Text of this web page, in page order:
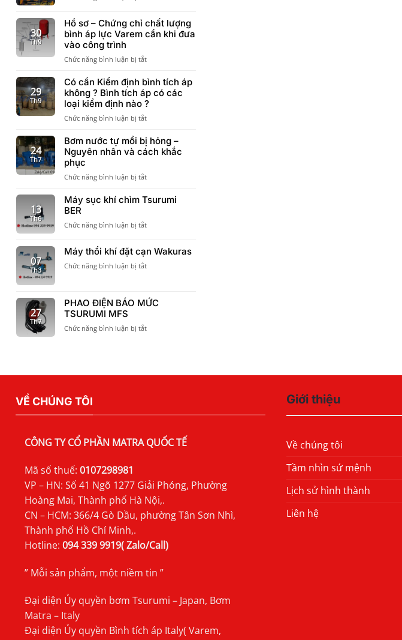
điện
220V
–
bơm
thoát
nước
kịch
giá
bình
áp
mới
nhất
30
Th9
Hồ sơ – Chứng chỉ chất lượng
bình áp lực Varem cần khi đưa
vào công trình
Chức năng bình luận bị tắtở
sơ
–
Chứng
chỉ
chất
bình
áp
cần
đưa
29
Th9
Có cần Kiểm định bình tích áp
không ? Bình tích áp có các
loại kiểm định nào ?
Chức năng bình luận bị tắtở
cần
Kiểm
định
tích
không
tích
có
loại
nào
24
Th7
Bơm nước tự mồi bị hỏng –
Nguyên nhân và cách khắc
phục
Chức năng bình luận bị tắtở
nước
tự
bị
–
Nguyên
nhân
khắc
phục
13
Th6
Máy sục khí chìm Tsurumi
BER
Chức năng bình luận bị tắtở
khí
chìm
07
Th3
Máy thổi khí đặt cạn Wakuras
Chức năng bình luận bị tắtở
khí
đặt
Wakuras
27
Th7
PHAO ĐIỆN BÁO MỨC
TSURUMI MFS
Chức năng bình luận bị tắtở
TSURUMI
VỀ CHÚNG TÔI
CÔNG TY CỔ PHẦN MATRA QUỐC TẾ
Mã số thuế: 0107298981
VP – HN: Số 41 Ngõ 1277 Giải Phóng, Phường
Hoàng Mai, Thành phố Hà Nội,.
CN – HCM: 366/4 Gò Dầu, phường Tân Sơn Nhì,
Thành phố Hồ Chí Minh,.
Hotline: 094 339 9919( Zalo/Call)
” Mỗi sản phẩm, một niềm tin ”
Đại diện Ủy quyền bơm Tsurumi – Japan, Bơm
Matra – Italy
Đại diện Ủy quyền Bình tích áp Italy( Varem,
Giới thiệu
Về chúng tôi
Tầm nhìn sứ mệnh
Lịch sử hình thành
Liên hệ